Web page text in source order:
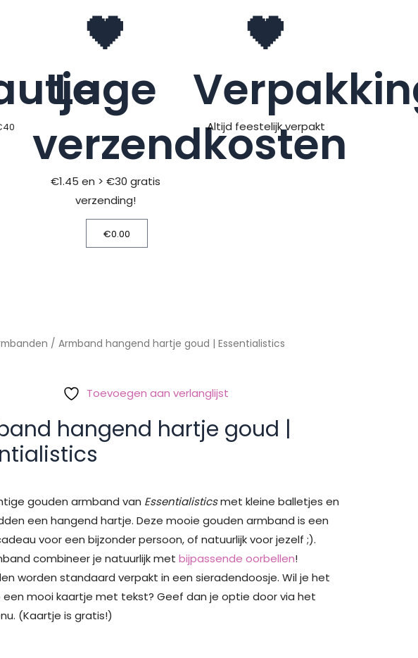
🖤
Lage
verzendkosten
€1.45 en > €30 gratis
verzending!
🖤
Altijd feestelijk verpakt
€0.00Winkelwagen
/ Armband hangend hartje goud | Essentialistics
Toevoegen aan verlanglijst
hangend hartje goud |
gouden armband van Essentialisticsmet kleine balletjes en
een hangend hartje. Deze mooie gouden armband is een
voor een bijzonder persoon, of natuurlijk voor jezelf ;).
combineer je natuurlijk met bijpassende oorbellen!
worden standaard verpakt in een sieradendoosje. Wil je het
mooi kaartje met tekst? Geef dan je optie door via het
(Kaartje is gratis!)